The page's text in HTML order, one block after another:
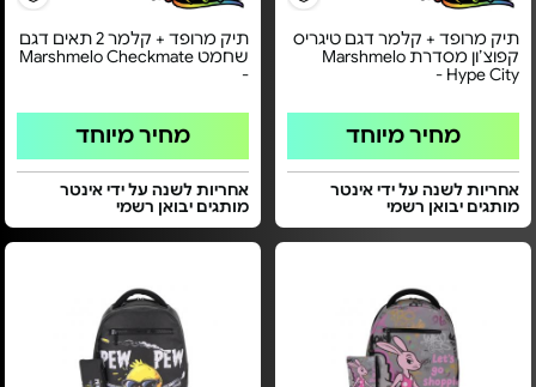
תיק מרופד + קלמר דגם טיגריס
קפוצ׳ון מסדרת Marshmelo
Hype City -
מחיר מיוחד
אחריות לשנה על ידי אינטר
מותגים יבואן רשמי
תיק מרופד + קלמר 2 תאים דגם
שחמט Marshmelo Checkmate
-
מחיר מיוחד
אחריות לשנה על ידי אינטר
מותגים יבואן רשמי